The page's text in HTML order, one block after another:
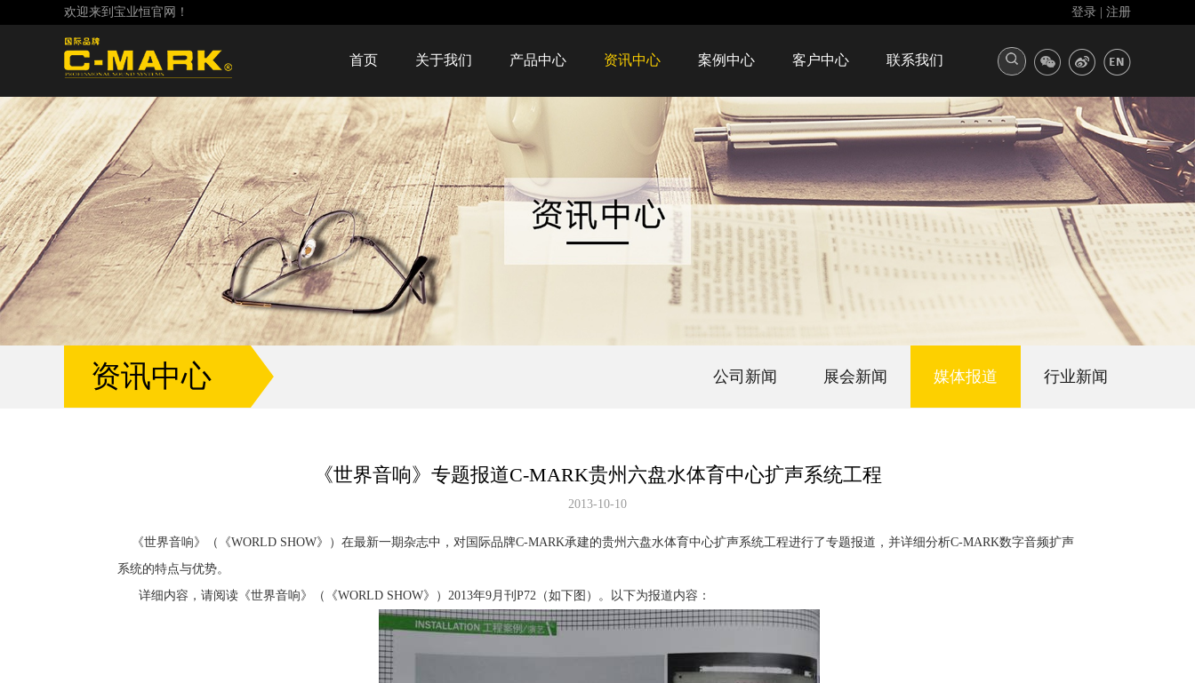
欢迎来到宝业恒官网！ 登录 注册
首页 关于我们 产品中心 资讯中心 案例中心 客户中心 联系我们
资讯中心 公司新闻 展会新闻 媒体报道 行业新闻
《世界音响》专题报道C-MARK贵州六盘水体育中心扩声系统工程
2013-10-10
《世界音响》（《WORLD SHOW》）在最新一期杂志中，对国际品牌C-MARK承建的贵州六盘水体育中心扩声系统工程进行了专题报道，并详细分析C-MARK数字音频扩声
系统的特点与优势。
详细内容，请阅读《世界音响》（《WORLD SHOW》）2013年9月刊P72（如下图）。以下为报道内容：